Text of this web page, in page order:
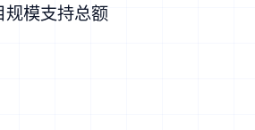
模支持总额